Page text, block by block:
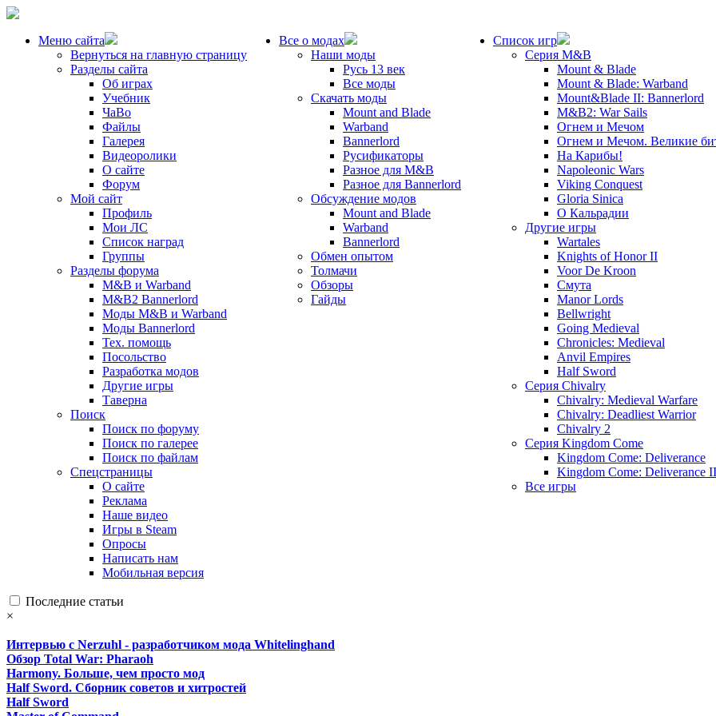
Меню сайта
Вернуться на главную страницу
Разделы сайта
Об играх
Учебник
ЧаВо
Файлы
Галерея
Видеоролики
О сайте
Форум
Мой сайт
Профиль
Мои ЛС
Список наград
Группы
Разделы форума
M&B и Warband
M&B2 Bannerlord
Моды M&B и Warband
Моды Bannerlord
Тех. помощь
Посольство
Разработка модов
Другие игры
Таверна
Поиск
Поиск по форуму
Поиск по галерее
Поиск по файлам
Спецстраницы
О сайте
Реклама
Наше видео
Игры в Steam
Опросы
Написать нам
Мобильная версия
Все о модах
Наши моды
Русь 13 век
Все моды
Скачать моды
Mount and Blade
Warband
Bannerlord
Русификаторы
Разное для M&B
Разное для Bannerlord
Обсуждение модов
Mount and Blade
Warband
Bannerlord
Обмен опытом
Толмачи
Обзоры
Гайды
Список игр
Серия M&B
Mount & Blade
Mount & Blade: Warband
Mount&Blade II: Bannerlord
M&B2: War Sails
Огнем и Мечом
Огнем и Мечом. Великие
На Карибы!
Napoleonic Wars
Viking Conquest
Gloria Sinica
О Кальрадии
Другие игры
Wartales
Knights of Honor II
Voor De Kroon
Смута
Manor Lords
Bellwright
Going Medieval
Chronicles: Medieval
Anvil Empires
Half Sword
Серия Chivalry
Chivalry: Medieval Warfare
Chivalry: Deadliest Warrior
Chivalry 2
Серия Kingdom Come
Kingdom Come: Deliverance
Kingdom Come: Deliverance II
Все игры
Последние статьи
×
Интервью с Nerzuhl - разработчиком мода Whitelinghand
Обзор Total War: Pharaoh
Harmony. Больше, чем просто мод
Half Sword. Сборник советов и хитростей
Half Sword